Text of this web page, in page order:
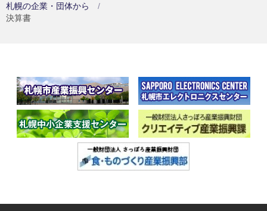
札幌の企業・団体から
決算書